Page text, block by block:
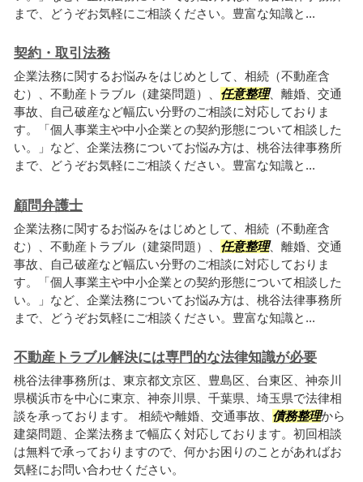
まで、どうぞお気軽にご相談ください。豊富な知識と...
契約・取引法務
企業法務に関するお悩みをはじめとして、相続（不動産含
む）、不動産トラブル（建築問題）、 任意整理、離婚、交通
事故、自己破産など幅広い分野のご相談に対応しておりま
す。「個人事業主や中小企業との契約形態について相談した
い。」など、企業法務についてお悩み方は、桃谷法律事務所
まで、どうぞお気軽にご相談ください。豊富な知識と...
顧問弁護士
企業法務に関するお悩みをはじめとして、相続（不動産含
む）、不動産トラブル（建築問題）、 任意整理、離婚、交通
事故、自己破産など幅広い分野のご相談に対応しておりま
す。「個人事業主や中小企業との契約形態について相談した
い。」など、企業法務についてお悩み方は、桃谷法律事務所
まで、どうぞお気軽にご相談ください。豊富な知識と...
不動産トラブル解決には専門的な法律知識が必要
桃谷法律事務所は、東京都文京区、豊島区、台東区、神奈川
県横浜市を中心に東京、神奈川県、千葉県、埼玉県で法律相
談を承っております。 相続や離婚、交通事故、 債務整理から
建築問題、企業法務まで幅広く対応しております。初回相談
は無料で承っておりますので、何かお困りのことがあればお
気軽にお問い合わせください。